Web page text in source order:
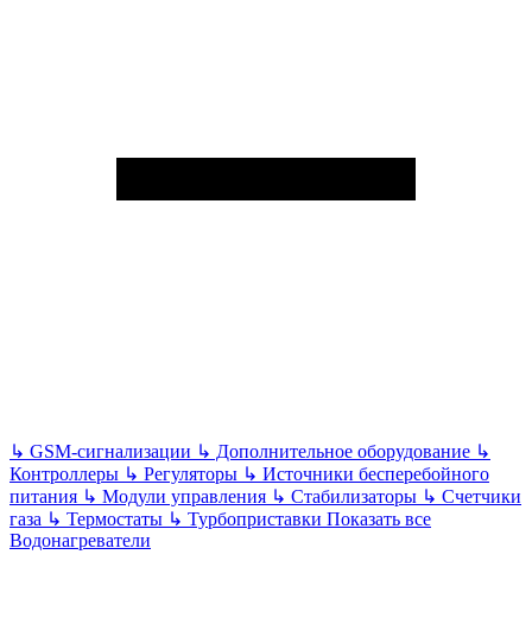
↳ GSM-сигнализации ↳ Дополнительное оборудование ↳
Контроллеры ↳ Регуляторы ↳ Источники бесперебойного
питания ↳ Модули управления ↳ Стабилизаторы ↳ Счетчики
газа ↳ Термостаты ↳ Турбоприставки Показать все
Водонагреватели